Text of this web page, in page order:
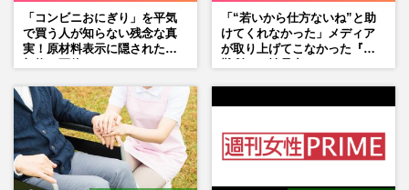
「コンビニおにぎり」を平気
で買う人が知らない残念な真
実！原材料表示に隠された添
「“若いから仕方ないね”と助
けてくれなかった」メディア
が取り上げてこなかった『避